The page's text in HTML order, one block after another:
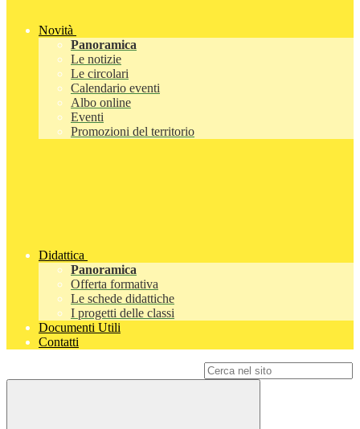
Novità
Panoramica
Le notizie
Le circolari
Calendario eventi
Albo online
Eventi
Promozioni del territorio
Didattica
Panoramica
Offerta formativa
Le schede didattiche
I progetti delle classi
Documenti Utili
Contatti